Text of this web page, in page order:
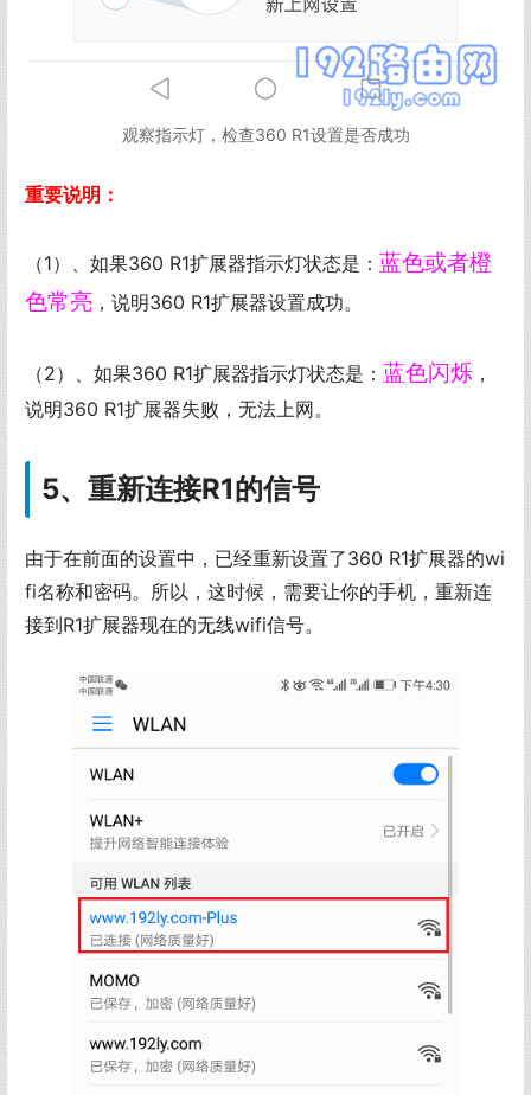
观察指示灯，检查360 R1设置是否成功
重要说明：
（1）、如果360 R1扩展器指示灯状态是： 蓝色或者橙
色常亮 ，说明360 R1扩展器设置成功。
（2）、如果360 R1扩展器指示灯状态是： 蓝色闪烁 ，
说明360 R1扩展器失败，无法上网。
5、重新连接R1的信号
由于在前面的设置中，已经重新设置了360 R1扩展器的wi
fi名称和密码。所以，这时候，需要让你的手机，重新连
接到R1扩展器现在的无线wifi信号。